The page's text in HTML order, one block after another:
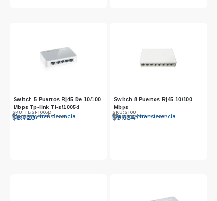
Switch 5 Puertos Rj45 De 10/100
Mbps Tp-link Tl-sf1005d
SKU: TL-SF1005D
$8.720
Efectivo y transferencia
$8.990
Otros medios de pago
Switch 8 Puertos Rj45 10/100
Mbps
SKU: S108
$9.634
Efectivo y transferencia
$9.990
Otros medios de pago